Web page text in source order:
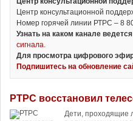
Центр консультационной
Номер горячей линии РТРС – 8
Узнать на каком канале
сигнала.
Для просмотра цифрового
Подпишитесь на обновление
РТРС восстановил
Дети, проходящие